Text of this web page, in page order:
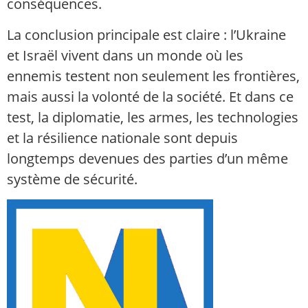
conséquences.
La conclusion principale est claire : l’Ukraine
et Israël vivent dans un monde où les
ennemis testent non seulement les frontières,
mais aussi la volonté de la société. Et dans ce
test, la diplomatie, les armes, les technologies
et la résilience nationale sont depuis
longtemps devenues des parties d’un même
système de sécurité.